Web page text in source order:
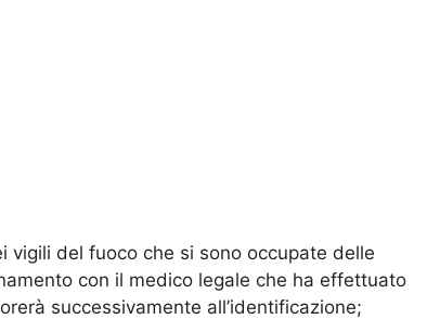
vigili del fuoco che si sono occupate delle
con il medico legale che ha effettuato
successivamente all’identificazione;